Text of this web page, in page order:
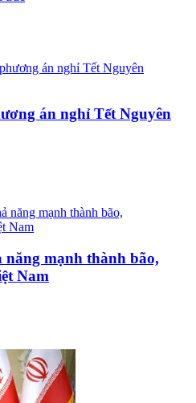
án nghỉ Tết Nguyên
mạnh thành bão,
Nam